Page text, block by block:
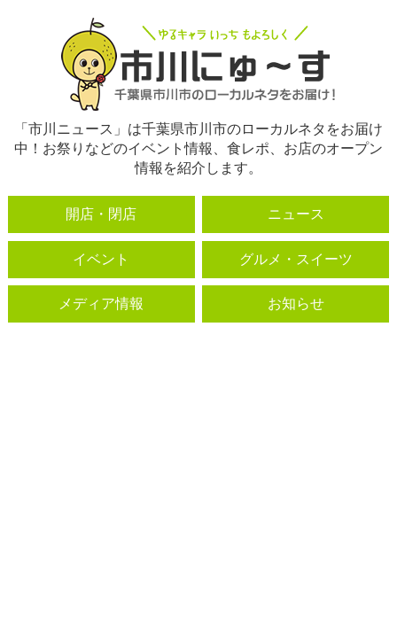
「市川ニュース」は千葉県市川市のローカルネタをお届け
中！お祭りなどのイベント情報、食レポ、お店のオープン
情報を紹介します。
開店・閉店 ニュース
イベント グルメ・スイーツ
メディア情報 お知らせ